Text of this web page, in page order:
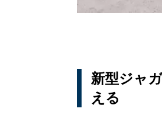
新型ジャ
える